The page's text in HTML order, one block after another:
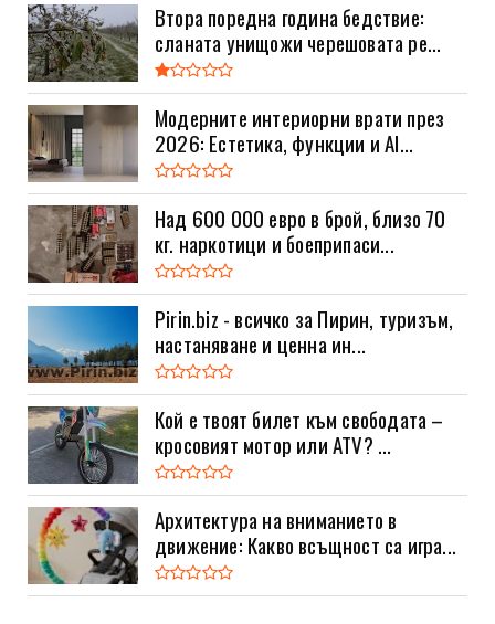
Втора поредна година бедствие:
сланата унищожи черешовата ре...
Модерните интериорни врати през
2026: Естетика, функции и AI...
Над 600 000 евро в брой, близо 70
кг. наркотици и боеприпаси...
Pirin.biz - всичко за Пирин, туризъм,
настаняване и ценна ин...
Кой е твоят билет към свободата –
кросовият мотор или ATV? ...
Архитектура на вниманието в
движение: Какво всъщност са игра...